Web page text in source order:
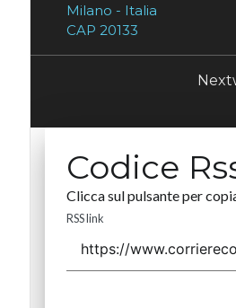
Milano - Italia
CAP 20133
Codice
Clicca sul pulsante per
RSS link